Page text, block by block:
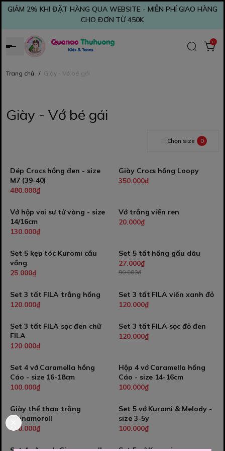
GIẢM 2% KHI ĐẶT HÀNG QUA WEBSITE - MIỄN PHÍ GIAO HÀNG
CHO ĐƠN TỪ 450K
0
Trang chủ / Giày - Vớ bé gái
Giày - Vớ bé gái
Chọn size 0
Dép Crocs hồng đen - size
M7 (39-40)
480.000₫
Giày Crocs hồng Loopy
350.000₫
Vớ hộp voi sư tử vàng - size
14/16cm
130.000₫
Vớ trắng viền ren
20.000₫
Set 5 kẹp tóc Kuromi cầu
vồng
25.000₫
-70%
Set 5 tất hồng gấu dâu
27.000₫
90.000₫
Set 3 tất FILA trắng hồng
120.000₫
Set 3 tất FILA viền xanh đỏ
120.000₫
Set 3 tất FILA sọc đen chữ
FILA
120.000₫
Set 3 tất FILA sọc đỏ đen
120.000₫
Set 4 vớ Caramella hồng
Cáo - size 16-18cm
100.000₫
Hộp 4 vớ Caramella hồng
Cáo - size 14-16cm
100.000₫
Giày thể thao trắng
Cinnamoroll
330.000₫
Set 5 vớ Kuromi & Melody -
size 3-5y
100.000₫